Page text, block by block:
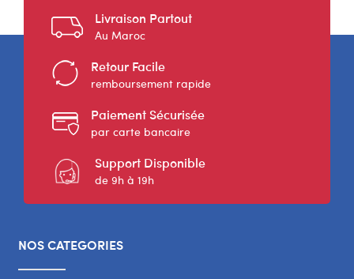
Livraison Partout
Au Maroc
Retour Facile
remboursement rapide
Paiement Sécurisée
par carte bancaire
Support Disponible
de 9h à 19h
NOS CATEGORIES